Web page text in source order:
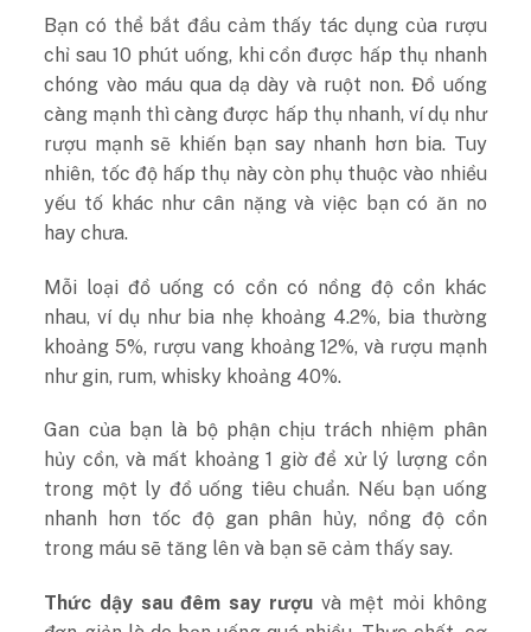
Bạn có thể bắt đầu cảm thấy tác dụng của rượu
chỉ sau 10 phút uống, khi cồn được hấp thụ nhanh
chóng vào máu qua dạ dày và ruột non. Đồ uống
càng mạnh thì càng được hấp thụ nhanh, ví dụ như
rượu mạnh sẽ khiến bạn say nhanh hơn bia. Tuy
nhiên, tốc độ hấp thụ này còn phụ thuộc vào nhiều
yếu tố khác như cân nặng và việc bạn có ăn no
hay chưa.
Mỗi loại đồ uống có cồn có nồng độ cồn khác
nhau, ví dụ như bia nhẹ khoảng 4.2%, bia thường
khoảng 5%, rượu vang khoảng 12%, và rượu mạnh
như gin, rum, whisky khoảng 40%.
Gan của bạn là bộ phận chịu trách nhiệm phân
hủy cồn, và mất khoảng 1 giờ để xử lý lượng cồn
trong một ly đồ uống tiêu chuẩn. Nếu bạn uống
nhanh hơn tốc độ gan phân hủy, nồng độ cồn
trong máu sẽ tăng lên và bạn sẽ cảm thấy say.
Thức dậy sau đêm say rượuvà mệt mỏi không